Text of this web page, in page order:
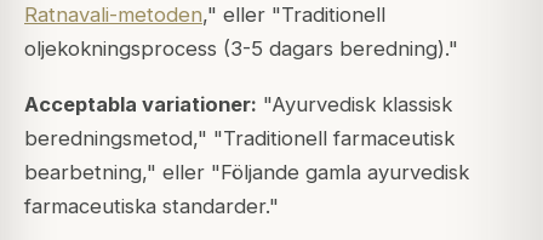
Ratnavali-metoden," eller "Traditionell
oljekokningsprocess (3-5 dagars beredning)."
Acceptabla variationer: "Ayurvedisk klassisk
beredningsmetod," "Traditionell farmaceutisk
bearbetning," eller "Följande gamla ayurvedisk
farmaceutiska standarder."